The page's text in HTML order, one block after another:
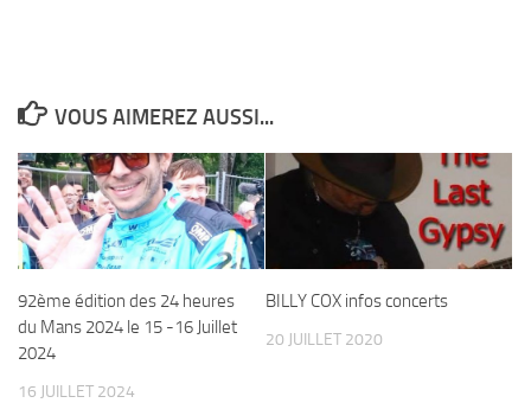
VOUS AIMEREZ AUSSI...
92ème édition des 24 heures
du Mans 2024 le 15 -16 Juillet
2024
16 JUILLET 2024
BILLY COX infos concerts
20 JUILLET 2020